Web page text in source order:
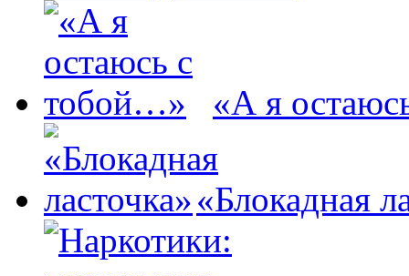
«А я
«Блокадная